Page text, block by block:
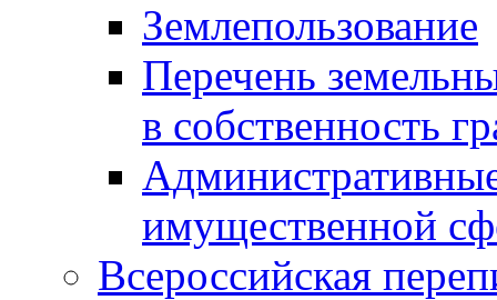
Землепользование
Перечень
в собственность
имущественной
Всероссийская